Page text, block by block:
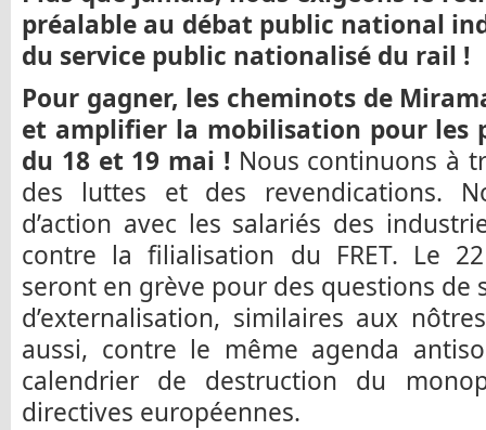
préalable au débat public national
du service public nationalisé du rail !
Pour gagner, les cheminots de
et amplifier la mobilisation pour les
du 18 et 19 mai !Nous continuons à
des luttes et des revendications.
d’action avec les salariés des
contre la filialisation du FRET. Le
seront en grève pour des questions de
d’externalisation, similaires aux
aussi, contre le même agenda
calendrier de destruction du
directives européennes.